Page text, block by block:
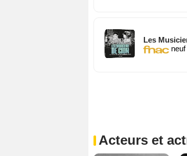
Les
Acteurs et